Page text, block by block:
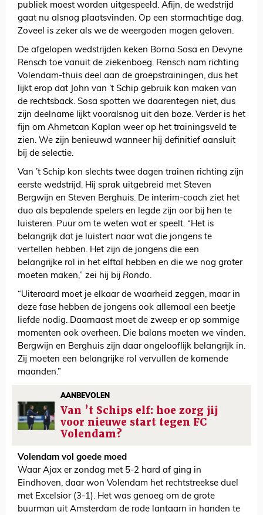
publiek moest worden uitgespeeld. Afijn, de wedstrijd
gaat nu alsnog plaatsvinden. Op een stormachtige dag.
Zoveel is zeker als we de weergoden mogen geloven.
De afgelopen wedstrijden keken Borna Sosa en Devyne
Rensch toe vanuit de ziekenboeg. Rensch nam richting
Volendam-thuis deel aan de groepstrainingen, dus het
lijkt erop dat John van ’t Schip gebruik kan maken van
de rechtsback. Sosa spotten we daarentegen niet, dus
zijn deelname lijkt vooralsnog uit den boze. Verder is het
fijn om Ahmetcan Kaplan weer op het trainingsveld te
zien. We zijn benieuwd wanneer hij definitief aansluit
bij de selectie.
Van ’t Schip kon slechts twee dagen trainen richting zijn
eerste wedstrijd. Hij sprak uitgebreid met Steven
Bergwijn en Steven Berghuis. De interim-coach ziet het
duo als bepalende spelers en legde zijn oor bij hen te
luisteren. Puur om te weten wat er speelt. “Het is
belangrijk dat je luistert naar wat die jongens te
vertellen hebben. Het zijn de jongens die een
belangrijke rol in het elftal hebben en die we nog groter
moeten maken,” zei hij bij Rondo.
“Uiteraard moet je elkaar de waarheid zeggen, maar in
deze fase hebben de jongens ook allemaal een beetje
liefde nodig. Daarnaast moet de zweep er op sommige
momenten ook overheen. Die balans moeten we vinden.
Bergwijn en Berghuis zijn daar ongelooflijk belangrijk in.
Zij moeten een belangrijke rol vervullen de komende
maanden.”
AANBEVOLEN
Van ’t Schips elf: hoe zorg jij
voor nieuwe start tegen FC
Volendam?
Volendam vol goede moed
Waar Ajax er zondag met 5-2 hard af ging in
Eindhoven, daar won Volendam het rechtstreekse duel
met Excelsior (3-1). Het was genoeg om de grote
buurman uit Amsterdam de rode lantaarn in handen te